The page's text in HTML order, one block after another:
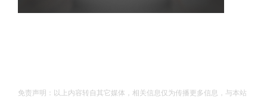
免责声明：以上内容转自其它媒体，相关信息仅为传播更多信息，与本站